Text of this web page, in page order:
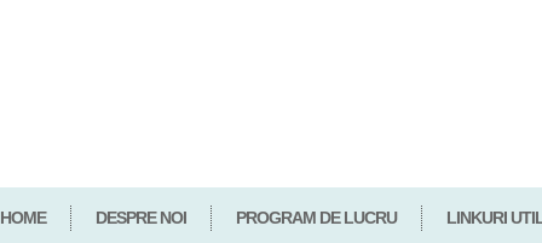
HOME DESPRE NOI PROGRAM DE LUCRU LINKURI